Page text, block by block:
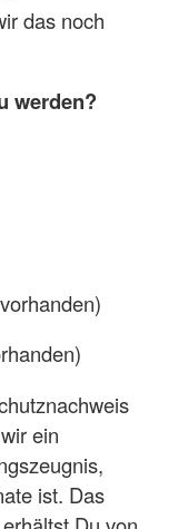
das noch
werden?
ein
ist. Das